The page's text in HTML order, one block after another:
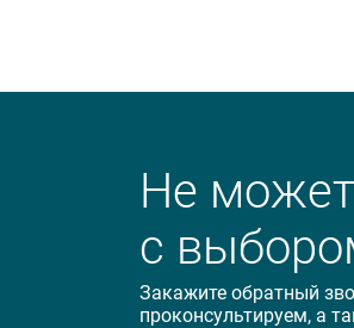
08.02.2024
Chery Tiggo 7 Pro
взгляд на
Не
с
Закажите обратный
проконсультируем, а